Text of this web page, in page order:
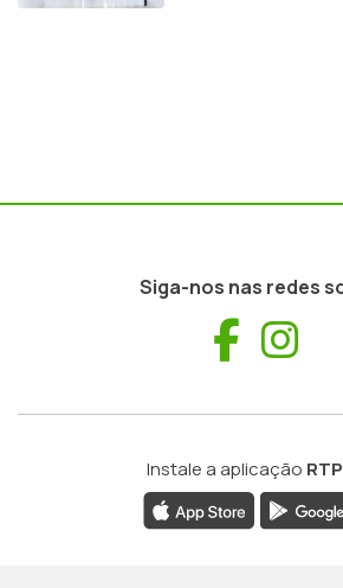
Siga-nos nas redes
Instale a aplicação